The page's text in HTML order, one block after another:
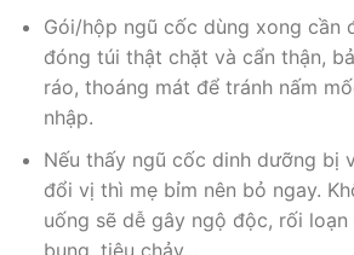
Gói/hộp ngũ cốc dùng xong cần
đóng túi thật chặt và cẩn thận,
ráo, thoáng mát để tránh nấm
nhập.
Nếu thấy ngũ cốc dinh dưỡng bị
đổi vị thì mẹ bỉm nên bỏ ngay.
uống sẽ dễ gây ngộ độc, rối loạn
bụng, tiêu chảy…